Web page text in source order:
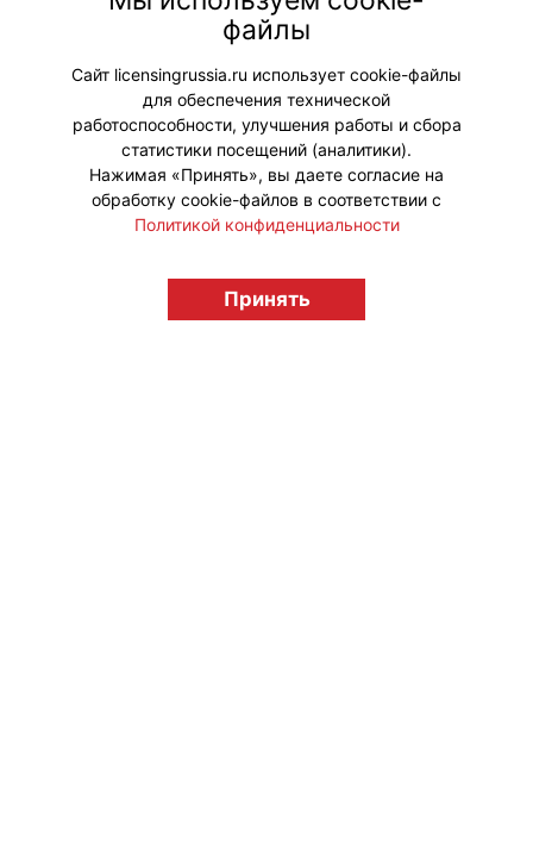
основной сериальный контент
«Кругляшей».
#ПродвижениеБренда
licensingrussia.ru, 2009-2026 12+
файлы
Сайт licensingrussia.ru использует cookie-файлы
для обеспечения технической
работоспособности, улучшения работы и сбора
статистики посещений (аналитики).
Нажимая «Принять», вы даете согласие на
обработку cookie-файлов в соответствии с
Политикой конфиденциальности
Принять